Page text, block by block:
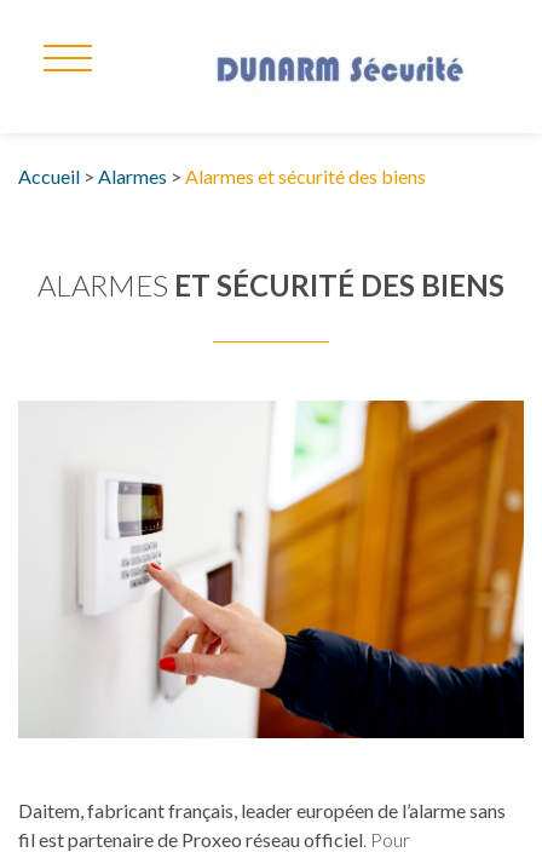
Accueil > Alarmes > Alarmes et sécurité des biens
ALARMES ET SÉCURITÉ DES BIENS
Daitem, fabricant français, leader européen de l’alarme sans
fil est partenaire de Proxeo réseau officiel. Pour